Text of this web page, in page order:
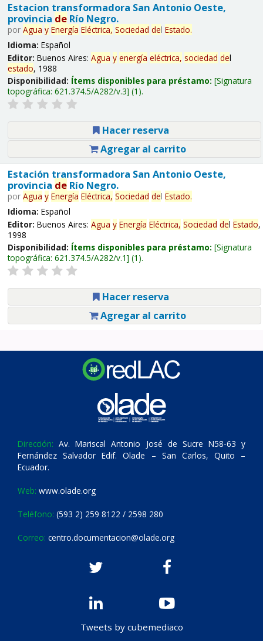
Estacion transformadora San Antonio Oeste,
provincia deRío Negro.
por Agua y Energía Eléctrica, Sociedad del Estado.
Idioma: Español
Editor: Buenos Aires: Agua y energía eléctrica, sociedad del
estado, 1988
Disponibilidad: Ítems disponibles para préstamo: Signatura
topográfica: 621.374.5/A282/v.3 (1).
Hacer reserva
Agregar al carrito
Estación transformadora San Antonio Oeste,
provincia deRío Negro.
por Agua y Energía Eléctrica, Sociedad del Estado.
Idioma: Español
Editor: Buenos Aires: Agua y Energía Eléctrica, Sociedad del Estado,
1998
Disponibilidad: Ítems disponibles para préstamo: Signatura
topográfica: 621.374.5/A282/v.1 (1).
Hacer reserva
Agregar al carrito
Dirección: Av. Mariscal Antonio José de Sucre N58-63 y
Fernández Salvador Edif. Olade – San Carlos, Quito –
Ecuador.
Web: www.olade.org
Teléfono: (593 2) 259 8122 / 2598 280
Correo: centro.documentacion@olade.org
Tweets by cubemediaco